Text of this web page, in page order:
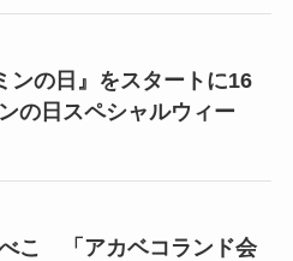
ンの日』をスタートに16
の日スペシャルウィー
こ 「アカベコランド会